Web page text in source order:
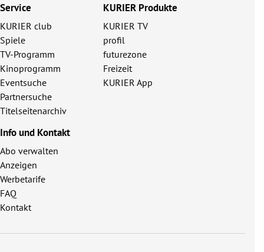
Service
KURIER club
Spiele
TV-Programm
Kinoprogramm
Eventsuche
Partnersuche
Titelseitenarchiv
KURIER Produkte
KURIER TV
profil
futurezone
Freizeit
KURIER App
Info und Kontakt
Abo verwalten
Anzeigen
Werbetarife
FAQ
Kontakt